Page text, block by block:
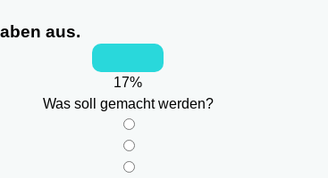
aus.
17%
Was soll gemacht werden?